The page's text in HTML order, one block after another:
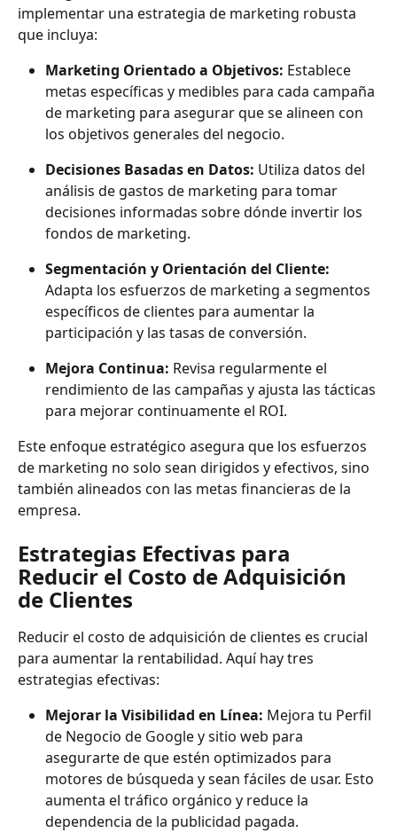
implementar una estrategia de marketing robusta
que incluya:
Marketing Orientado a Objetivos: Establece
metas específicas y medibles para cada campaña
de marketing para asegurar que se alineen con
los objetivos generales del negocio.
Decisiones Basadas en Datos: Utiliza datos del
análisis de gastos de marketing para tomar
decisiones informadas sobre dónde invertir los
fondos de marketing.
Segmentación y Orientación del Cliente:
Adapta los esfuerzos de marketing a segmentos
específicos de clientes para aumentar la
participación y las tasas de conversión.
Mejora Continua: Revisa regularmente el
rendimiento de las campañas y ajusta las tácticas
para mejorar continuamente el ROI.
Este enfoque estratégico asegura que los esfuerzos
de marketing no solo sean dirigidos y efectivos, sino
también alineados con las metas financieras de la
empresa.
Estrategias Efectivas para
Reducir el Costo de Adquisición
de Clientes
Reducir el costo de adquisición de clientes es crucial
para aumentar la rentabilidad. Aquí hay tres
estrategias efectivas:
Mejorar la Visibilidad en Línea: Mejora tu Perfil
de Negocio de Google y sitio web para
asegurarte de que estén optimizados para
motores de búsqueda y sean fáciles de usar. Esto
aumenta el tráfico orgánico y reduce la
dependencia de la publicidad pagada.